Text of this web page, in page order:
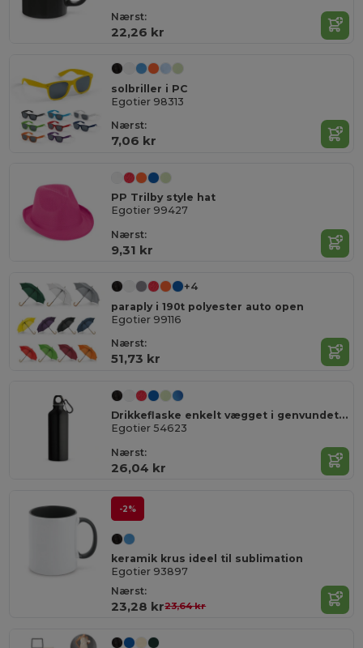
Nærst:
22,26 kr
solbriller i PC
Egotier 98313
Nærst:
7,06 kr
PP Trilby style hat
Egotier 99427
Nærst:
9,31 kr
+4
paraply i 190t polyester auto open
Egotier 99116
Nærst:
51,73 kr
Drikkeflaske enkelt vægget i genvundet alu med karabinhage 530 ml
Egotier 54623
Nærst:
26,04 kr
-2%
keramik krus ideel til sublimation
Egotier 93897
Nærst:
23,28 kr23,64 kr